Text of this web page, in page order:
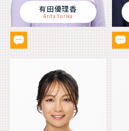
有田優理香
Arita Yurika